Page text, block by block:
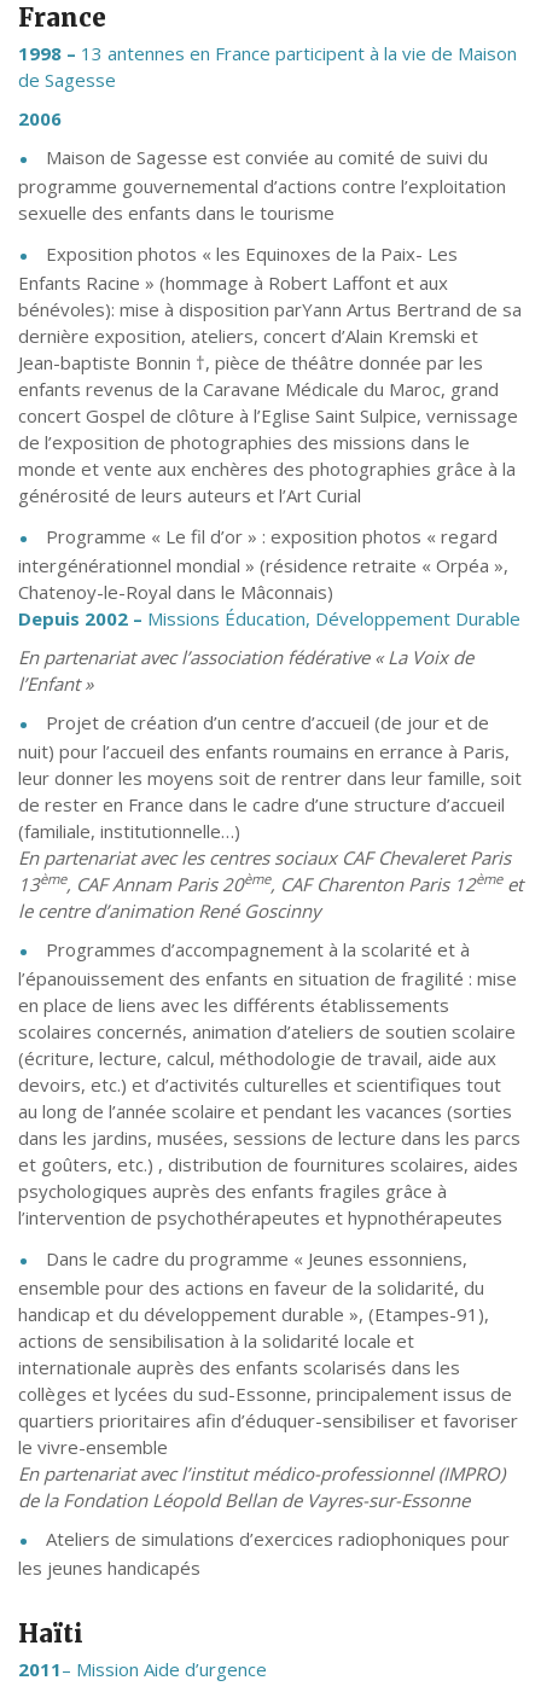
France
1998 – 13 antennes en France participent à la vie de Maison
de Sagesse
2006
Maison de Sagesse est conviée au comité de suivi du
programme gouvernemental d’actions contre l’exploitation
sexuelle des enfants dans le tourisme
Exposition photos « les Equinoxes de la Paix- Les
Enfants Racine » (hommage à Robert Laffont et aux
bénévoles): mise à disposition parYann Artus Bertrand de sa
dernière exposition, ateliers, concert d’Alain Kremski et
Jean-baptiste Bonnin †, pièce de théâtre donnée par les
enfants revenus de la Caravane Médicale du Maroc, grand
concert Gospel de clôture à l’Eglise Saint Sulpice, vernissage
de l’exposition de photographies des missions dans le
monde et vente aux enchères des photographies grâce à la
générosité de leurs auteurs et l’Art Curial
Programme « Le fil d’or » : exposition photos « regard
intergénérationnel mondial » (résidence retraite « Orpéa »,
Chatenoy-le-Royal dans le Mâconnais)
Depuis 2002 – Missions Éducation, Développement Durable
En partenariat avec l’association fédérative « La Voix de
l’Enfant »
Projet de création d’un centre d’accueil (de jour et de
nuit) pour l’accueil des enfants roumains en errance à Paris,
leur donner les moyens soit de rentrer dans leur famille, soit
de rester en France dans le cadre d’une structure d’accueil
(familiale, institutionnelle…)
En partenariat avec les centres sociaux CAF Chevaleret Paris
13ème, CAF Annam Paris 20ème, CAF Charenton Paris 12èmeet
le centre d’animation René Goscinny
Programmes d’accompagnement à la scolarité et à
l’épanouissement des enfants en situation de fragilité : mise
en place de liens avec les différents établissements
scolaires concernés, animation d’ateliers de soutien scolaire
(écriture, lecture, calcul, méthodologie de travail, aide aux
devoirs, etc.) et d’activités culturelles et scientifiques tout
au long de l’année scolaire et pendant les vacances (sorties
dans les jardins, musées, sessions de lecture dans les parcs
et goûters, etc.) , distribution de fournitures scolaires, aides
psychologiques auprès des enfants fragiles grâce à
l’intervention de psychothérapeutes et hypnothérapeutes
Dans le cadre du programme « Jeunes essonniens,
ensemble pour des actions en faveur de la solidarité, du
handicap et du développement durable », (Etampes-91),
actions de sensibilisation à la solidarité locale et
internationale auprès des enfants scolarisés dans les
collèges et lycées du sud-Essonne, principalement issus de
quartiers prioritaires afin d’éduquer-sensibiliser et favoriser
le vivre-ensemble
En partenariat avec l’institut médico-professionnel (IMPRO)
de la Fondation Léopold Bellan de Vayres-sur-Essonne
Ateliers de simulations d’exercices radiophoniques pour
les jeunes handicapés
Haïti
2011– Mission Aide d’urgence